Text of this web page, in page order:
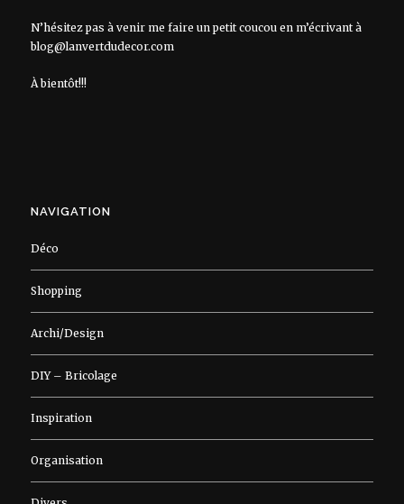
N’hésitez pas à venir me faire un petit coucou en m’écrivant à
blog@lanvertdudecor.com
À bientôt!!!
NAVIGATION
Déco
Shopping
Archi/Design
DIY – Bricolage
Inspiration
Organisation